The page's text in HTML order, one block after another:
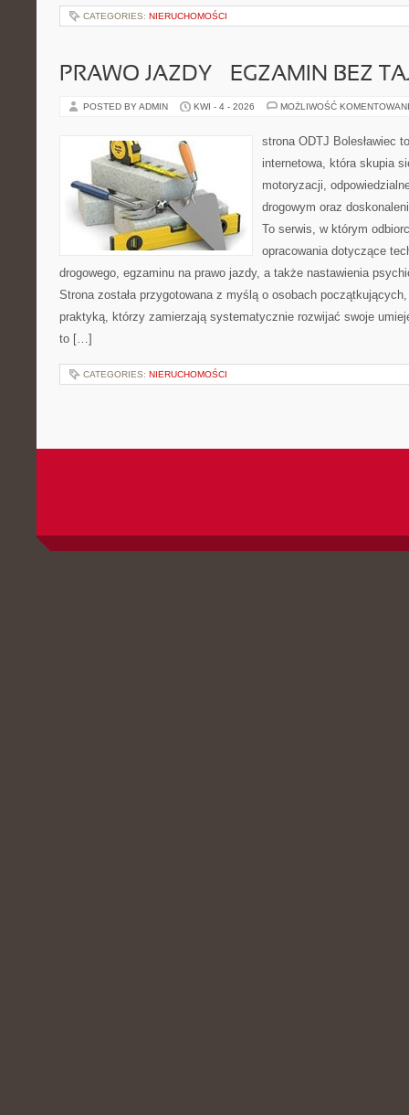
CATEGORIES: NIERUCHOMOŚCI
PRAWO JAZDY – EGZAMIN BEZ
POSTED BY ADMIN KWI - 4 - 2026 MOŻLIWOŚĆ
strona ODTJ Bolesławiec
internetowa, która skupia
motoryzacji,
drogowym oraz
To serwis, w którym
opracowania dotyczące
drogowego, egzaminu na prawo jazdy, a także nastawienia
Strona została przygotowana z myślą o osobach
praktyką, którzy zamierzają systematycznie rozwijać swoje
to […]
CATEGORIES: NIERUCHOMOŚCI